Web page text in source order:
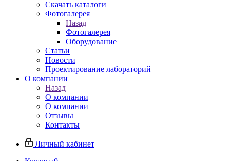
Скачать каталоги
Фотогалерея
Назад
Фотогалерея
Оборудование
Статьи
Новости
Проектирование лабораторий
О компании
Назад
О компании
О компании
Отзывы
Контакты
Личный кабинет